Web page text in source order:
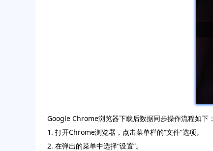
Google Chrome浏览器下载后数据同步操作流程如下：
1. 打开Chrome浏览器，点击菜单栏的“文件”选项。
2. 在弹出的菜单中选择“设置”。